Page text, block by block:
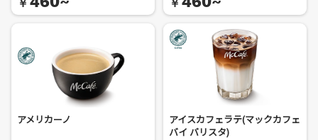
アメリカーノ
アイスカフェラテ(マックカフェ
バイ バリスタ)